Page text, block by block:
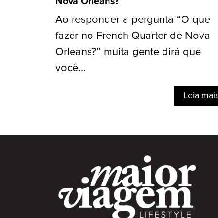
Ao responder a pergunta “O que
fazer no French Quarter de Nova
Orleans?” muita gente dirá que
você...
Leia